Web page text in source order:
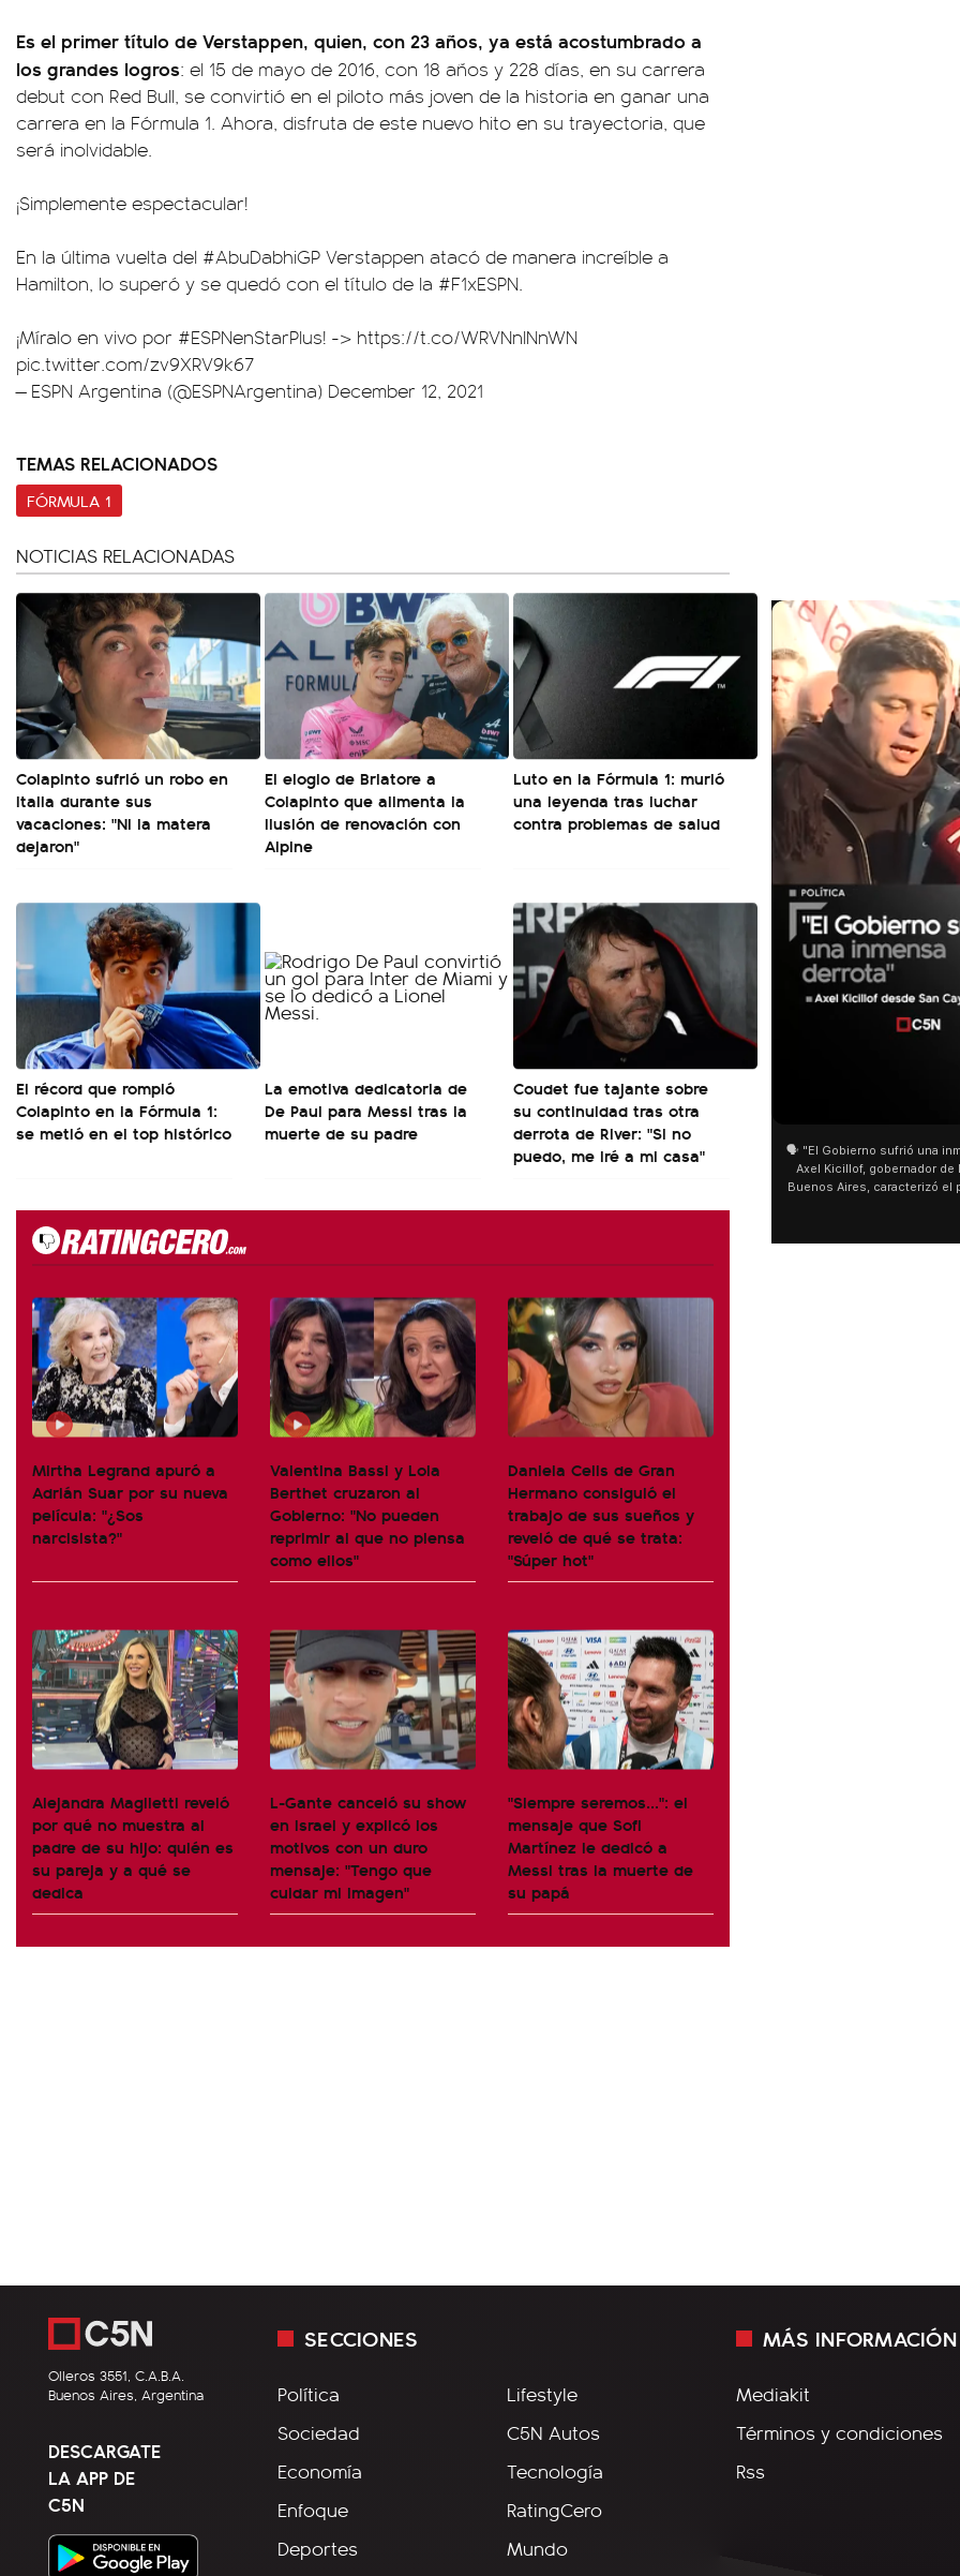
Es el primer título de Verstappen, quien, con 23 años, ya está acostumbrado a
los grandes logros: el 15 de mayo de 2016, con 18 años y 228 días, en su carrera
debut con Red Bull, se convirtió en el piloto más joven de la historia en ganar una
carrera en la Fórmula 1. Ahora, disfruta de este nuevo hito en su trayectoria, que
será inolvidable.
¡Simplemente espectacular!
En la última vuelta del #AbuDabhiGP Verstappen atacó de manera increíble a
Hamilton, lo superó y se quedó con el título de la #F1xESPN.
¡Míralo en vivo por #ESPNenStarPlus! -> https://t.co/WRVNnINnWN
pic.twitter.com/zv9XRV9k67
— ESPN Argentina (@ESPNArgentina) December 12, 2021
TEMAS RELACIONADOS
FÓRMULA 1
NOTICIAS RELACIONADAS
Colapinto sufrió un robo en
Italia durante sus
vacaciones: "Ni la matera
dejaron"
El elogio de Briatore a
Colapinto que alimenta la
ilusión de renovación con
Alpine
Luto en la Fórmula 1: murió
una leyenda tras luchar
contra problemas de salud
El récord que rompió
Colapinto en la Fórmula 1:
se metió en el top histórico
La emotiva dedicatoria de
De Paul para Messi tras la
muerte de su padre
Coudet fue tajante sobre
su continuidad tras otra
derrota de River: "Si no
puedo, me iré a mi casa"
Mirtha Legrand apuró a
Adrián Suar por su nueva
película: "¿Sos
narcisista?"
Valentina Bassi y Lola
Berthet cruzaron al
Gobierno: "No pueden
reprimir al que no piensa
como ellos"
Daniela Celis de Gran
Hermano consiguió el
trabajo de sus sueños y
reveló de qué se trata:
"Súper hot"
Alejandra Maglietti reveló
por qué no muestra al
padre de su hijo: quién es
su pareja y a qué se
dedica
L-Gante canceló su show
en Israel y explicó los
motivos con un duro
mensaje: "Tengo que
cuidar mi imagen"
"Siempre seremos...": el
mensaje que Sofi
Martínez le dedicó a
Messi tras la muerte de
su papá
01:05
🗣️ "El Gobierno sufrió una inmensa derrota" 🎙️
Axel Kicillof, gobernador de la Provincia de
Buenos Aires, caracterizó el proyecto de Ley
y destacó "la movilización popular". 📌 La
sociedad no solo sufre porque no llega sino
Olleros 3551, C.A.B.A.
Buenos Aires, Argentina
DESCARGATE
LA APP DE
C5N
SECCIONES
Política
Sociedad
Economía
Enfoque
Deportes
Lifestyle
C5N Autos
Tecnología
RatingCero
Mundo
MÁS INFORMACIÓN
Mediakit
Términos y condiciones
Rss